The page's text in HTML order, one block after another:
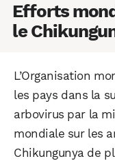
Efforts
le
L’Organisation
les pays dans la
arbovirus par la
mondiale sur les
Chikungunya de